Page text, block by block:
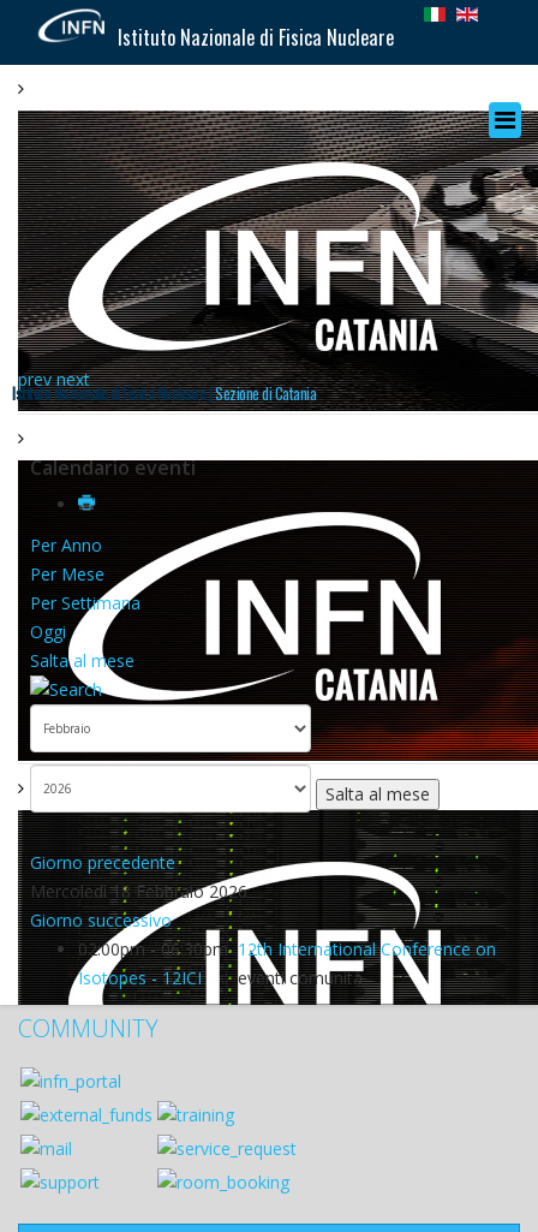
Istituto Nazionale di Fisica Nucleare
prev next
Istituto Nazionale di Fisica Nucleare |Sezione di Catania
Calendario eventi
Per Anno
Per Mese
Per Settimana
Oggi
Salta al mese
Salta al mese
Giorno precedente
Mercoledì 18 Febbraio 2026
Giorno successivo
02:00pm - 06:30pm12th International Conference on
Isotopes - 12ICI
:: eventi comunità
COMMUNITY